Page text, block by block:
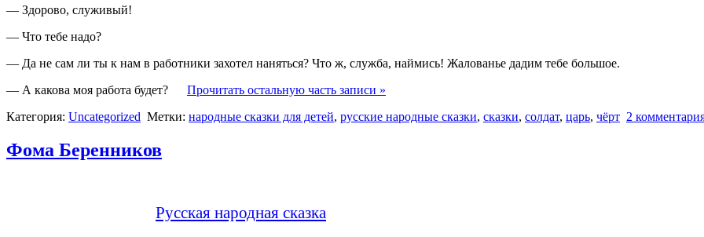
— Здорово, служивый!
— Что тебе надо?
— Да не сам ли ты к нам в работники захотел наняться? Что ж, служба, наймись! Жалованье дадим тебе большое.
— А какова моя работа будет? Прочитать остальную часть записи »
Категория: Uncategorized Метки: народные сказки для детей, русские народные сказки, сказки, солдат, царь, чёрт 2
Фома Беренников
Русская народная сказка